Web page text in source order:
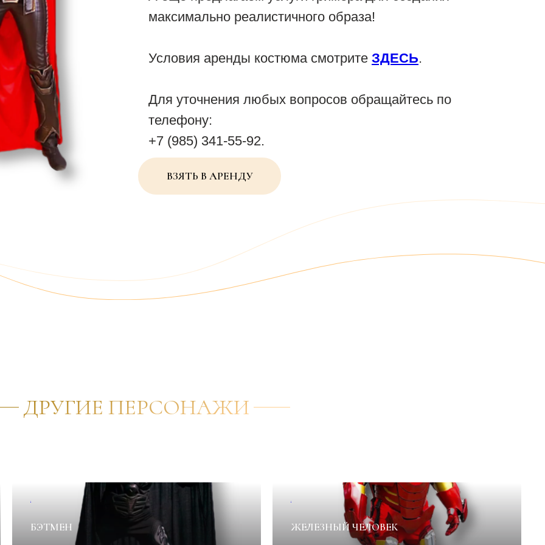
максимально реалистичного образа!
Условия аренды костюма смотрите ЗДЕСЬ.
Для уточнения любых вопросов обращайтесь по
телефону:
+7 (985) 341-55-92.
ВЗЯТЬ В АРЕНДУ
ДРУГИЕ ПЕРСОНАЖИ
БЭТМЕН ЖЕЛЕЗНЫЙ ЧЕЛОВЕК